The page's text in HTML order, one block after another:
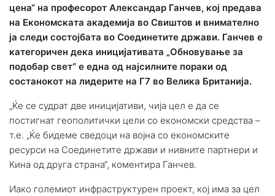
цена“ на професорот Александар Ганчев, кој предава
на Економската академија во Свиштов и внимателно
ја следи состојбата во Соединетите држави. Ганчев е
категоричен дека иницијативата „Обновување за
подобар свет“ е една од најсилните пораки од
состанокот на лидерите на Г7 во Велика Британија.
„Ќе се судрат две иницијативи, чија цел е да се
постигнат геополитички цели со економски средства –
т.е. „Ќе бидеме сведоци на војна со економските
ресурси на Соединетите држави и нивните партнери и
Кина од друга страна“, коментира Ганчев.
Иако големиот инфраструктурен проект, кој има за цел